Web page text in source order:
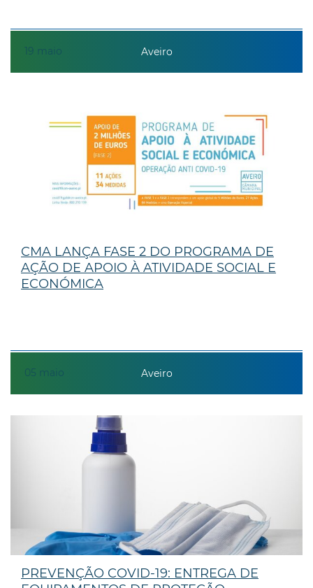
19 maio Aveiro
05 maio
CMA LANÇA FASE 2 DO PROGRAMA DE
AÇÃO DE APOIO À ATIVIDADE SOCIAL E
ECONÓMICA
Aveiro
PREVENÇÃO COVID-19: ENTREGA DE